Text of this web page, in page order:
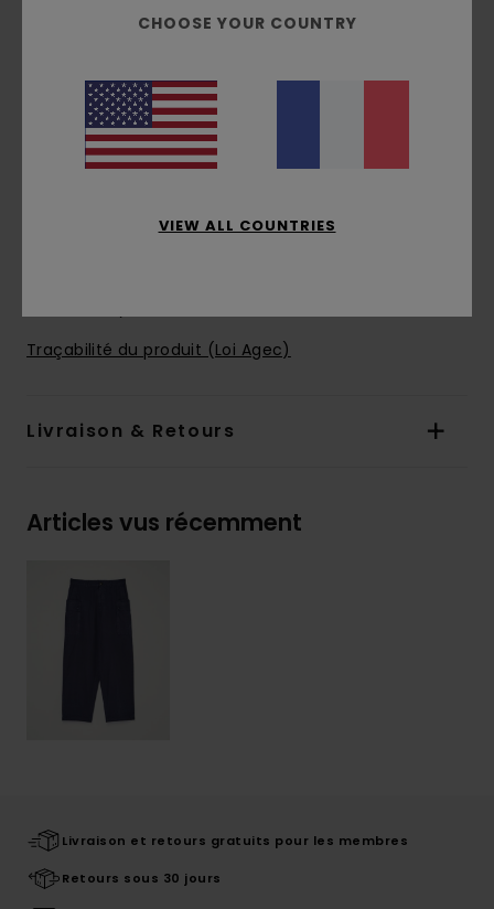
Braguette zippée et taille boutonnée
Poches sur le côté
Cordon de serrage à l'intérieur de la taille
Poches plaquées à rabat avec bouton-
Étiquette tissée DC sur la poche plaquée
Traçabilité du produit (Loi Agec)
Livraison & Retours
Articles vus récemment
Livraison et retours gratuits pour les membres
Retours sous 30 jours
CHOOSE YOUR COUNTRY
VIEW ALL COUNTRIES